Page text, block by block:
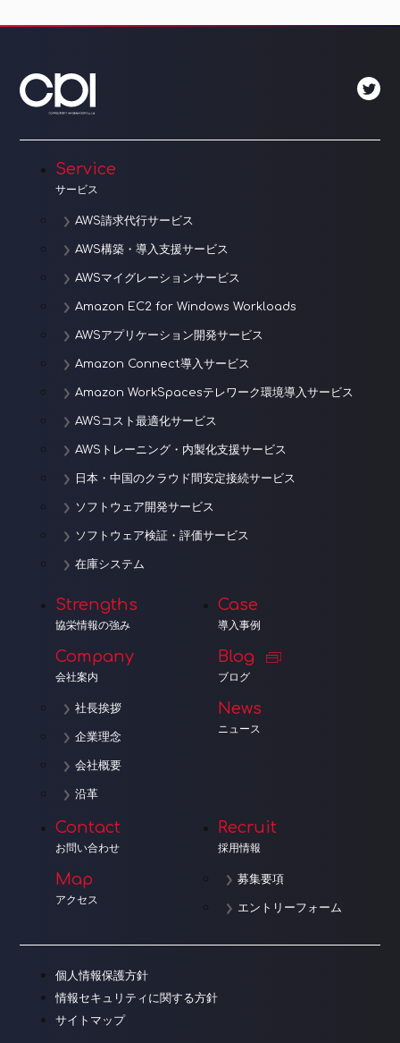
ビ
ゲ
ー
シ
ョ Service
サービス
AWS請求代行サービス
AWS構築・導入支援サービス
AWSマイグレーションサービス
Amazon EC2 for Windows Workloads
AWSアプリケーション開発サービス
Amazon Connect導入サービス
Amazon WorkSpacesテレワーク環境導入サービス
AWSコスト最適化サービス
AWSトレーニング・内製化支援サービス
日本・中国のクラウド間安定接続サービス
ソフトウェア開発サービス
ソフトウェア検証・評価サービス
在庫システム
Strengths
協栄情報の強み
Company
会社案内
社長挨拶
企業理念
会社概要
沿革
Case
導入事例
Blog
ブログ
News
ニュース
Contact
お問い合わせ
Map
アクセス
Recruit
採用情報
募集要項
エントリーフォーム
個人情報保護方針
情報セキュリティに関する方針
サイトマップ